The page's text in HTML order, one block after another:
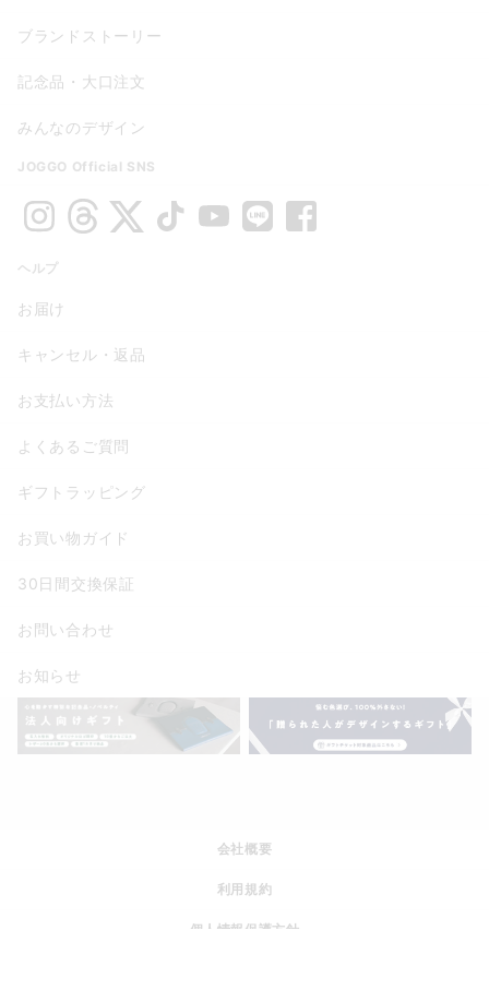
ブランドストーリー
記念品・大口注文
みんなのデザイン
JOGGO Official SNS
ヘルプ
お届け
キャンセル・返品
お支払い方法
よくあるご質問
ギフトラッピング
お買い物ガイド
30日間交換保証
お問い合わせ
お知らせ
会社概要
利用規約
個人情報保護方針